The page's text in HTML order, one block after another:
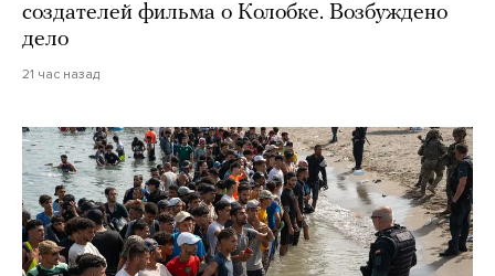
создателей фильма о Колобке. Возбуждено
дело
21 час назад